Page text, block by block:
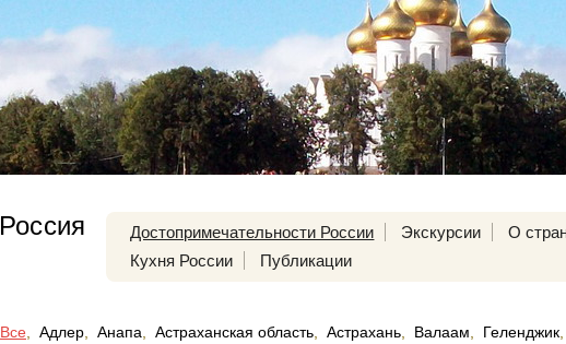
Россия Достопримечательности России Экскурсии О
Кухня России
Публикации
Все Адлер Анапа Астраханская область Астрахань Валаам Геленджик